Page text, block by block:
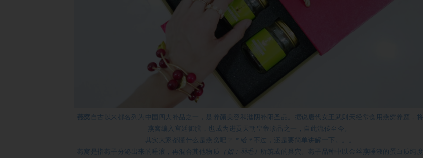
燕窝 自古以来都名列为中国四大补品之一，是养颜美容和滋阴补阳圣品。据说唐代女王武则天经常食用燕窝养颜，将
燕窝编入宫廷御膳，也成为进贡天朝皇帝珍品之一，自此流传至今。
其实大家都懂什么是燕窝吧？
＊哈＊ 不过，还是要简单讲解一下。。。
燕窝是指燕子分泌出来的唾液，再混合其他物质
（如：羽毛）
所筑成的巢穴。燕子品种中以金丝燕唾液的蛋白质纯度